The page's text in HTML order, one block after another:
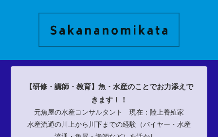
【研修・講師・教育】魚・水産のことでお力添えで
きます！！
元魚屋の水産コンサルタント 現在：陸上養殖家
水産流通の川上から川下までの経験（バイヤー・水産